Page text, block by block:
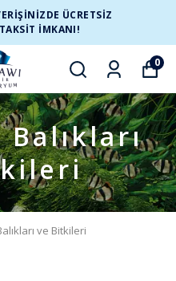
ÜCRETSİZ
İMKANI!
0
ve Bitkileri